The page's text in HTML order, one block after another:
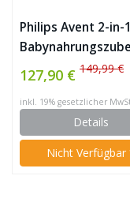
Philips Avent 2-in-1
SCF870/20,
und Mixen, 800ml
Kapazität, weiß
127,90 € 149,99 €
inkl. 19% gesetzlicher
Details
Nicht Verfügbar